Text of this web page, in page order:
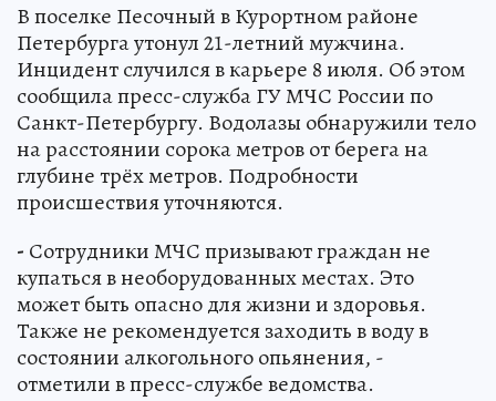
В поселке Песочный в Курортном районе
Петербурга утонул 21-летний мужчина.
Инцидент случился в карьере 8 июля. Об этом
сообщила пресс-служба ГУ МЧС России по
Санкт-Петербургу. Водолазы обнаружили тело
на расстоянии сорока метров от берега на
глубине трёх метров. Подробности
происшествия уточняются.
- Сотрудники МЧС призывают граждан не
купаться в необорудованных местах. Это
может быть опасно для жизни и здоровья.
Также не рекомендуется заходить в воду в
состоянии алкогольного опьянения, -
отметили в пресс-службе ведомства.